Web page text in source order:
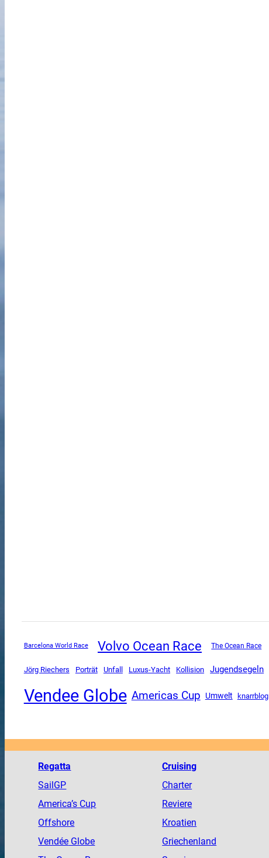
Barcelona World Race Volvo Ocean Race The Ocean Race
Jörg Riechers Porträt Unfall Luxus-Yacht Kollision Jugendsegeln
Vendee Globe Americas Cup Umwelt knarrblog
Regatta
SailGP
America’s Cup
Offshore
Vendée Globe
Cruising
Charter
Reviere
Kroatien
Griechenland